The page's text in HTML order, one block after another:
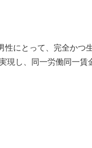
にとって、完全かつ
し、同一労働同一賃